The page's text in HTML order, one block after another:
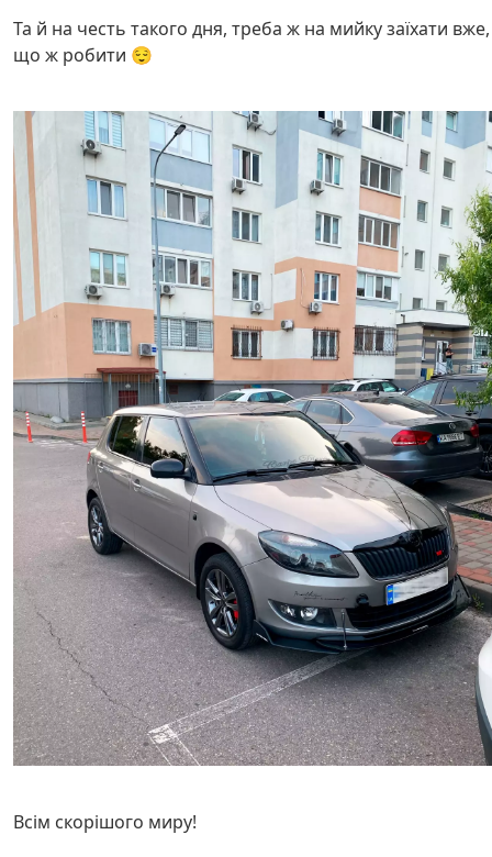
Та й на честь такого дня, треба ж на мийку заїхати вже,
що ж робити 😌
Всім скорішого миру!